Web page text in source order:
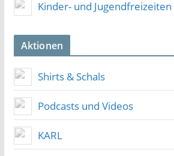
Kinder- und Jugendfreizeiten
Aktionen
Shirts & Schals
Podcasts und Videos
KARL